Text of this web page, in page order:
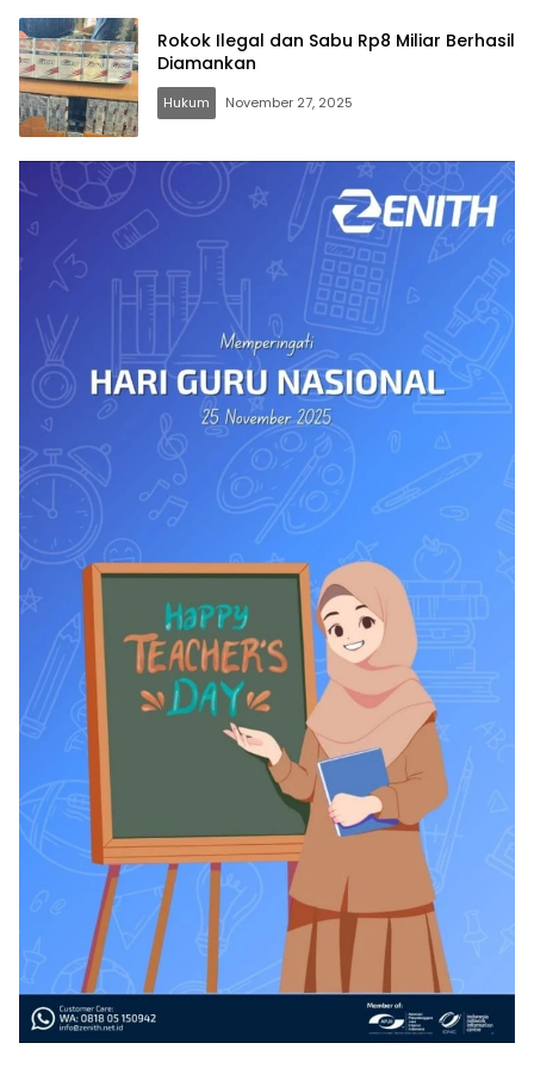
Rokok Ilegal dan Sabu Rp8 Miliar Berhasil
Diamankan
Hukum November 27, 2025